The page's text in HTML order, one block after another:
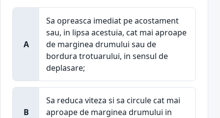
A
Sa opreasca imediat pe acostament
sau, in lipsa acestuia, cat mai aproape
de marginea drumului sau de
bordura trotuarului, in sensul de
deplasare;
B
Sa reduca viteza si sa circule cat mai
aproape de marginea drumului in